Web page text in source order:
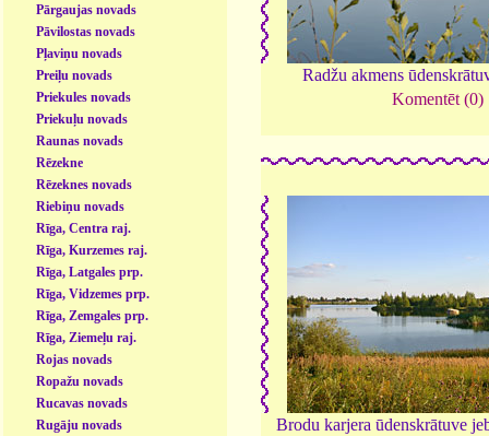
Pārgaujas novads
Pāvilostas novads
Pļaviņu novads
Preiļu novads
Priekules novads
Priekuļu novads
Raunas novads
Rēzekne
Rēzeknes novads
Riebiņu novads
Rīga, Centra raj.
Rīga, Kurzemes raj.
Rīga, Latgales prp.
Rīga, Vidzemes prp.
Rīga, Zemgales prp.
Rīga, Ziemeļu raj.
Rojas novads
Ropažu novads
Rucavas novads
Rugāju novads
Radžu akmens
Komentēt (0)
Brodu karjera ūdenskrātuve